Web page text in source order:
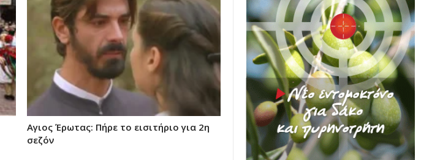
Αγιος Έρωτας: Πήρε το εισιτήριο για 2η
σεζόν